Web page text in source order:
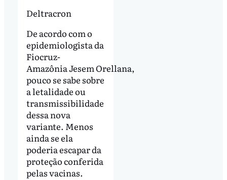
Deltracron
De acordo com o
epidemiologista da
Fiocruz-
Amazônia Jesem Orellana,
pouco se sabe sobre
a letalidade ou
transmissibilidade
dessa nova
variante. Menos
ainda se ela
poderia escapar da
proteção conferida
pelas vacinas.